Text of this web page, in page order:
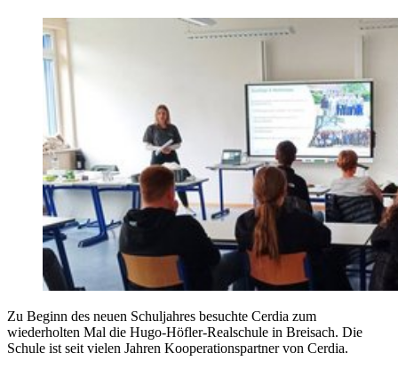
Zu Beginn des neuen Schuljahres besuchte Cerdia zum
wiederholten Mal die Hugo-Höfler-Realschule in Breisach. Die
Schule ist seit vielen Jahren Kooperationspartner von Cerdia.